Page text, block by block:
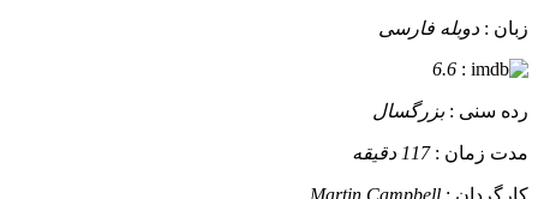
زبان : دوبله فارسی
:
6.6
رده سنی :بزرگسال
مدت زمان :117 دقیقه
کارگردان : Martin Campbell